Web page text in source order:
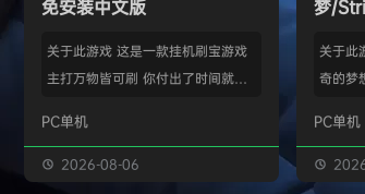
是…
便开
免安装中文版
关于此游戏 这是一款挂机刷宝游戏
主打万物皆可刷 你付出了时间就必
独属于你的强大构筑 装备获取 游戏
中的[装备][技能][护身符]主要通过
与怪物战斗胜利后随机获得 并可通
PC单机
2026-08-06
梦/
版
关于此
奇的梦
虚幻引
图形技
现游
PC单机